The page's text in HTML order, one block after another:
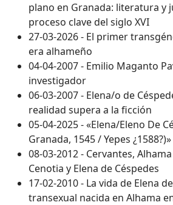
plano en Granada: literatura y
proceso clave del siglo XVI
27-03-2026 - El primer
era alhameño
04-04-2007 - Emilio Maganto
investigador
06-03-2007 - Elena/o de
realidad supera a la ficción
05-04-2025 - «Elena/Eleno De
Granada, 1545 / Yepes ¿1588?)»
08-03-2012 - Cervantes,
Cenotia y Elena de Céspedes
17-02-2010 - La vida de Elena
transexual nacida en Alhama